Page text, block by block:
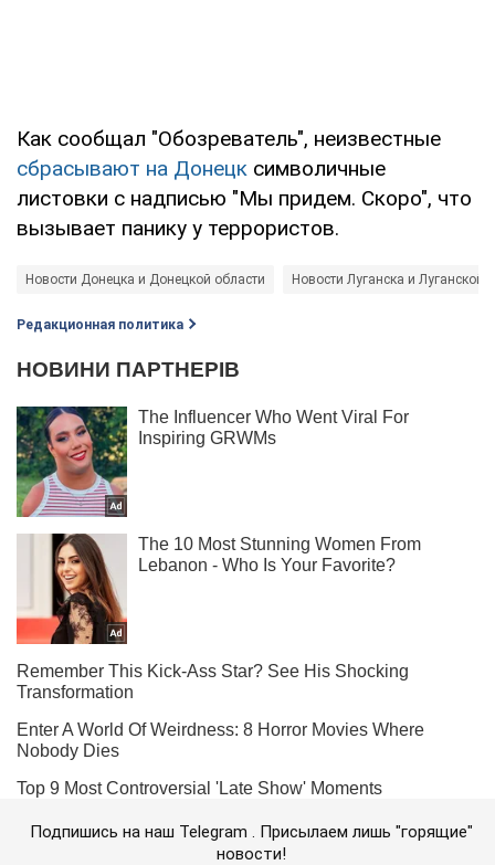
Как сообщал "Обозреватель", неизвестные
сбрасывают на Донецк символичные
листовки с надписью "Мы придем. Скоро", что
вызывает панику у террористов.
Новости Донецка и Донецкой области Новости Луганска и Луганской
Редакционная политика
Подпишись на наш Telegram . Присылаем лишь "горящие"
новости!